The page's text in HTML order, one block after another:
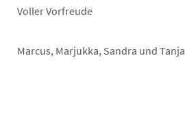
Voller Vorfreude
Marcus, Marjukka, Sandra und Tanja